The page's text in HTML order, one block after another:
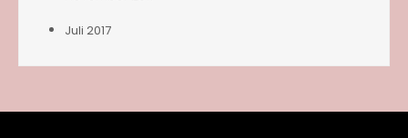
Juli 2017